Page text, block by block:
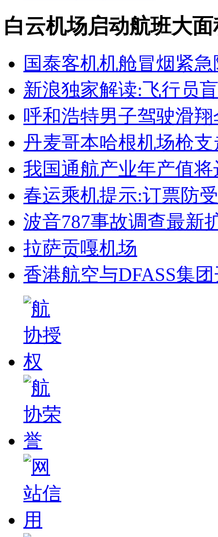
白云机场启动航班大
国泰客机机舱冒烟紧
新浪独家解读:飞行员
呼和浩特男子驾驶滑
丹麦哥本哈根机场枪
我国通航产业年产值将
春运乘机提示:订票防
波音787事故调查最新
拉萨贡嘎机场
香港航空与DFASS集